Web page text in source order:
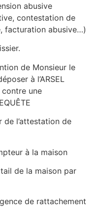
abusive
contestation de
facturation abusive…)
de Monsieur le
à l’ARSEL
une
l’attestation de
à la maison
de la maison par
de rattachement